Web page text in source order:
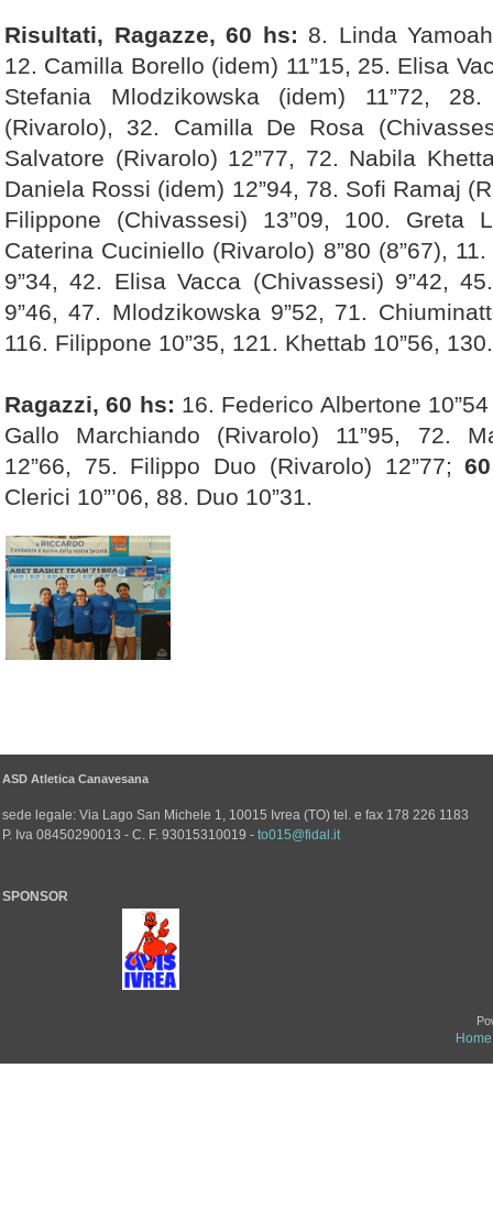
Risultati, Ragazze, 60 hs: 8. Linda
12. Camilla Borello (idem) 11”15, 25. Elisa
Stefania Mlodzikowska (idem) 11”72,
(Rivarolo), 32. Camilla De Rosa
Salvatore (Rivarolo) 12”77, 72. Nabila
Daniela Rossi (idem) 12”94, 78. Sofi Ramaj
Filippone (Chivassesi) 13”09, 100. Greta
Caterina Cuciniello (Rivarolo) 8”80 (8”67),
9”34, 42. Elisa Vacca (Chivassesi) 9”42,
9”46, 47. Mlodzikowska 9”52, 71.
116. Filippone 10”35, 121. Khettab 10”56,
Ragazzi, 60 hs: 16. Federico Albertone
Gallo Marchiando (Rivarolo) 11”95, 72.
12”66, 75. Filippo Duo (Rivarolo) 12”77;
Clerici 10”’06, 88. Duo 10”31.
ASD Atletica Canavesana
sede legale: Via Lago San Michele 1, 10015 Ivrea (TO) tel. e fax 178 226 1183
P. Iva 08450290013 - C. F. 93015310019 - to015@fidal.it
SPONSOR